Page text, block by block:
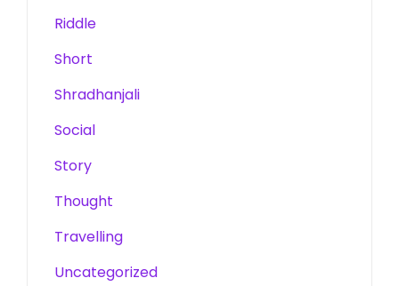
Riddle
Short
Shradhanjali
Social
Story
Thought
Travelling
Uncategorized